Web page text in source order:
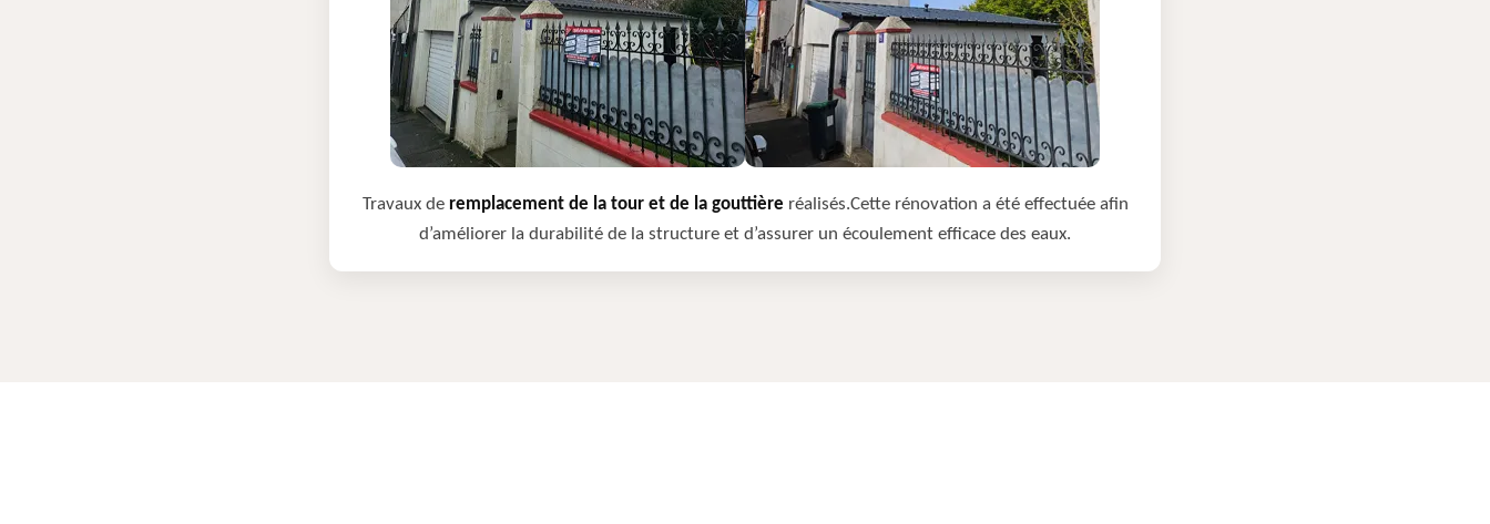
Travaux de remplacement de la tour et de la gouttière réalisés.Cette rénovation a été effectuée afin
d’améliorer la durabilité de la structure et d’assurer un écoulement efficace des eaux.